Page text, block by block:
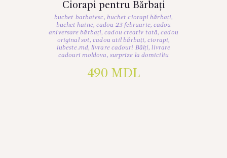
Ciorapi pentru Bărbați
buchet barbatesc, buchet ciorapi bărbați,
buchet haine, cadou 23 februarie, cadou
aniversare bărbați,cadou creativ tată,cadou
original sot,cadou util bărbați,ciorapi,
iubeste.md, livrare cadouri Bălți, livrare
cadouri moldova , surprize la domiciliu
490 MDL